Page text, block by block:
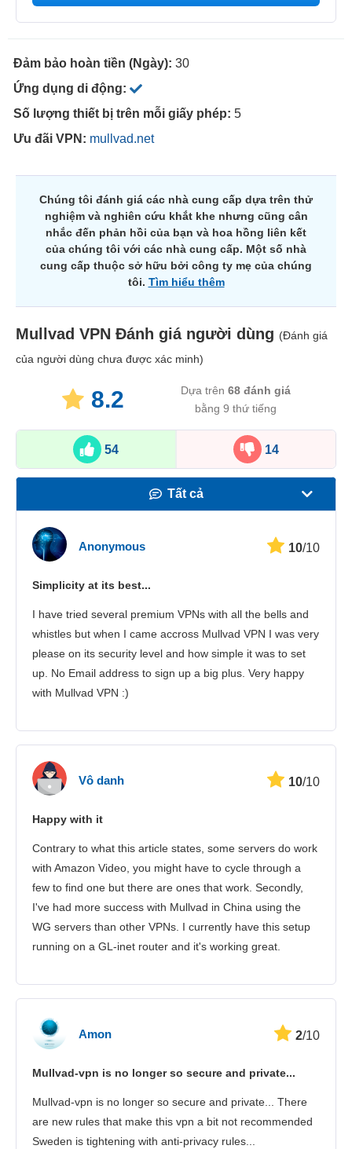
Đảm bảo hoàn tiền (Ngày): 30
Ứng dụng di động:
Số lượng thiết bị trên mỗi giấy phép: 5
Ưu đãi VPN: mullvad.net
Chúng tôi đánh giá các nhà cung cấp dựa trên thử
nghiệm và nghiên cứu khắt khe nhưng cũng cân
nhắc đến phản hồi của bạn và hoa hồng liên kết
của chúng tôi với các nhà cung cấp. Một số nhà
cung cấp thuộc sở hữu bởi công ty mẹ của chúng
tôi. Tìm hiểu thêm
Mullvad VPN Đánh giá người dùng (Đánh giá
của người dùng chưa được xác minh)
8.2 Dựa trên68 đánh giá
bằng 9 thứ tiếng
54 14
Tất cả
Dịch vụ khách hàng
Anonymous 10/10
Simplicity at its best...
I have tried several premium VPNs with all the bells and
whistles but when I came accross Mullvad VPN I was very
please on its security level and how simple it was to set
up. No Email address to sign up a big plus. Very happy
with Mullvad VPN :)
Vô danh 10/10
Happy with it
Contrary to what this article states, some servers do work
with Amazon Video, you might have to cycle through a
few to find one but there are ones that work. Secondly,
I've had more success with Mullvad in China using the
WG servers than other VPNs. I currently have this setup
running on a GL-inet router and it's working great.
Amon 2/10
Mullvad-vpn is no longer so secure and private...
Mullvad-vpn is no longer so secure and private... There
are new rules that make this vpn a bit not recommended
Sweden is tightening with anti-privacy rules...